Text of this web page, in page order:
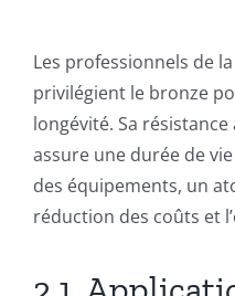
Les professionnels de
privilégient le bronze
longévité. Sa
assure une durée de
des équipements, un
réduction des coûts et